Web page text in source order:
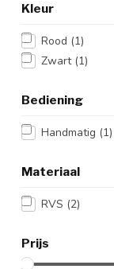
Kleur
Rood (1)
Zwart (1)
Bediening
Handmatig (1)
Materiaal
RVS (2)
Prijs